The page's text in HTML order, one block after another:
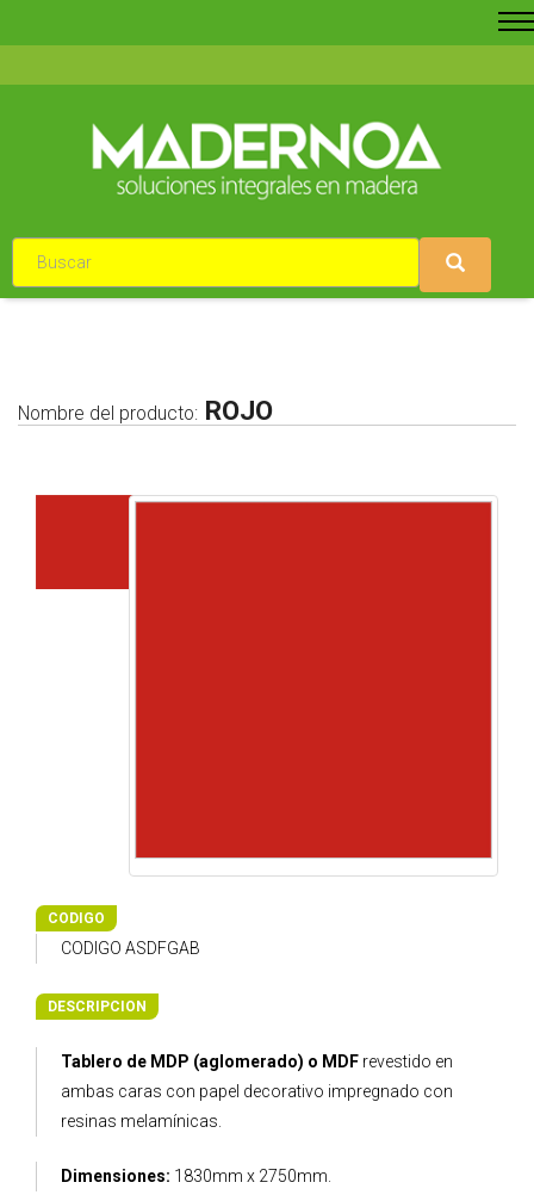
Nombre del producto: ROJO
CODIGO
CODIGO ASDFGAB
DESCRIPCION
Tablero de MDP (aglomerado) o MDF revestido en
ambas caras con papel decorativo impregnado con
resinas melamínicas.
Dimensiones: 1830mm x 2750mm.